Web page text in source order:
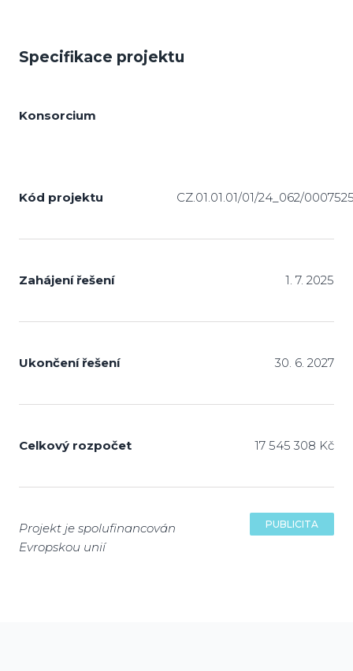
Specifikace projektu
Konsorcium
Kód projektu CZ.01.01.01/01/24_062/
Zahájení řešení 1. 7. 2025
Ukončení řešení 30. 6. 2027
Celkový rozpočet 17 545 308 Kč
Projekt je spolufinancován
Evropskou unií
PUBLICITA